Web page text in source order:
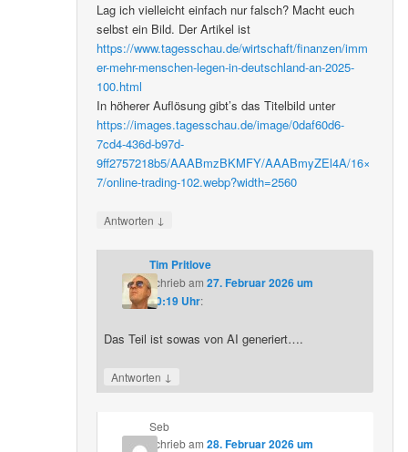
Lag ich vielleicht einfach nur falsch? Macht euch
selbst ein Bild. Der Artikel ist
https://www.tagesschau.de/wirtschaft/finanzen/imm
er-mehr-menschen-legen-in-deutschland-an-2025-
100.html
In höherer Auflösung gibt’s das Titelbild unter
https://images.tagesschau.de/image/0daf60d6-
7cd4-436d-b97d-
9ff2757218b5/AAABmzBKMFY/AAABmyZEl4A/16×
7/online-trading-102.webp?width=2560
Antworten ↓
Tim Pritlove
schriebam 27. Februar 2026 um
20:19 Uhr:
Das Teil ist sowas von AI generiert….
Antworten ↓
Seb
schriebam 28. Februar 2026 um